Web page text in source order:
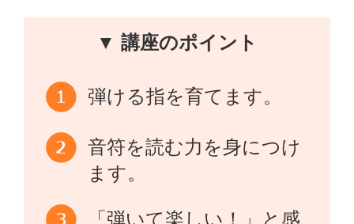
▼ 講座のポイント
弾ける指を育てます。
音符を読む力を身につけ
ます。
「弾いて楽しい！」と感